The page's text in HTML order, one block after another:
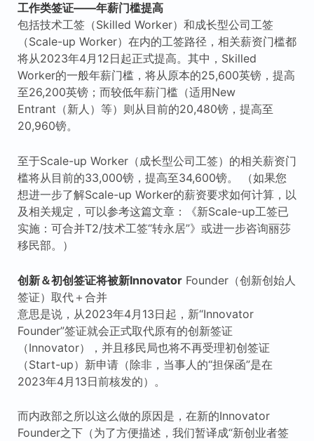
工作类签证——年薪门槛提高
包括技术工签（Skilled Worker）和成长型公司工签
（Scale-up Worker）在内的工签路径，相关薪资门槛都
将从2023年4月12日起正式提高。其中，Skilled
Worker的一般年薪门槛，将从原本的25,600英镑，提高
至26,200英镑；而较低年薪门槛（适用New
Entrant（新人）等）则从目前的20,480镑，提高至
20,960镑。
至于Scale-up Worker（成长型公司工签）的相关薪资门
槛将从目前的33,000镑，提高至34,600镑。 （如果您
想进一步了解Scale-up Worker的薪资要求如何计算，以
及相关规定，可以参考这篇文章：《新Scale-up工签已
实施：可合并T2/技术工签“转永居”》或进一步咨询丽莎
移民部。）
创新＆初创签证将被新InnovatorFounder（创新创始人
签证）取代＋合并
意思是说，从2023年4月13日起，新“Innovator
Founder”签证就会正式取代原有的创新签证
（Innovator），并且移民局也将不再受理初创签证
（Start-up）新申请（除非，当事人的“担保函”是在
2023年4月13日前核发的）。
而内政部之所以这么做的原因是，在新的Innovator
Founder之下（为了方便描述，我们暂译成“新创业者签